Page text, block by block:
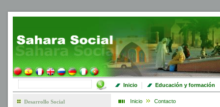
Inicio | Educación y formación
Desarrollo Social Inicio Contacto